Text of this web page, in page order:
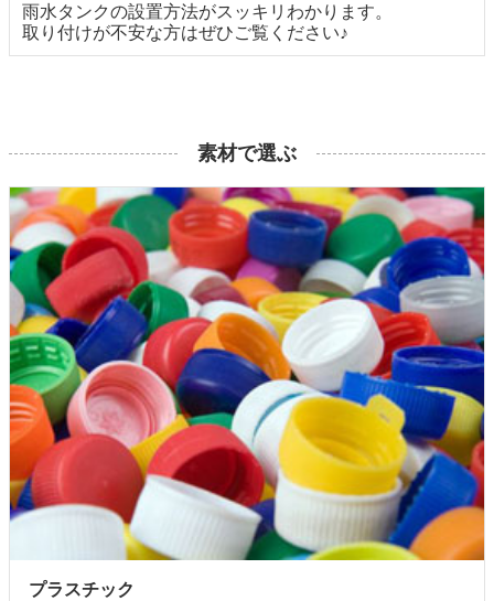
雨水タンクの設置方法がスッキリわかります。
取り付けが不安な方はぜひご覧ください♪
素材で選ぶ
プラスチック